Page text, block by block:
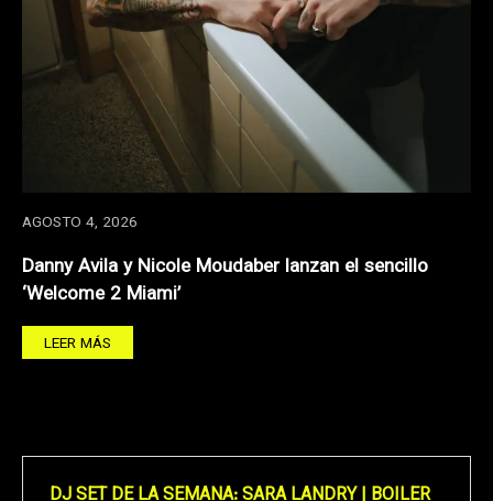
AGOSTO 4, 2026
Danny Avila y Nicole Moudaber lanzan el sencillo
‘Welcome 2 Miami’
LEER MÁS